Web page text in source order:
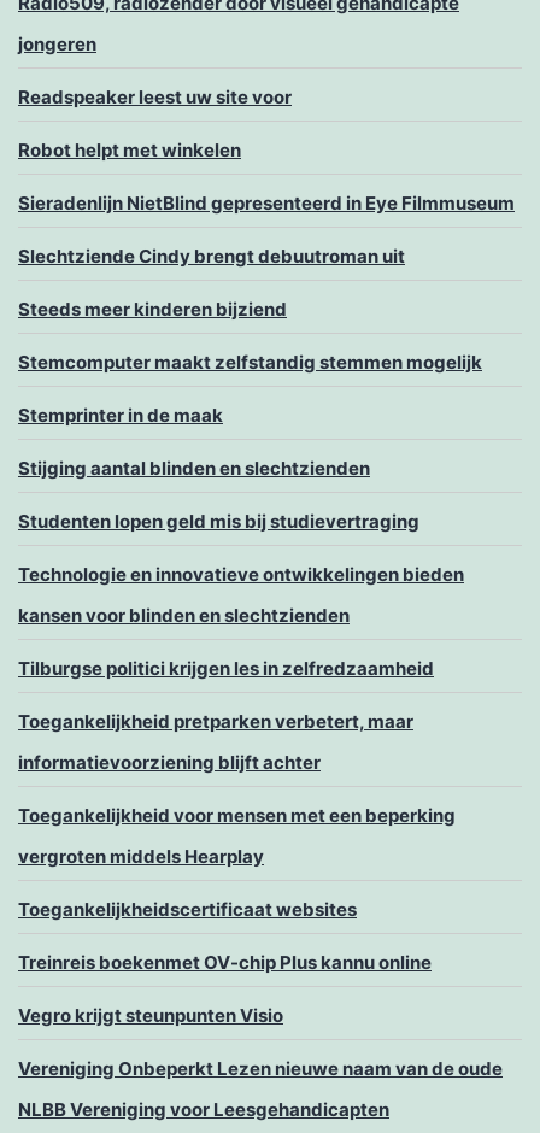
jongeren
Readspeaker leest uw site voor
Robot helpt met winkelen
Sieradenlijn NietBlind gepresenteerd in Eye Filmmuseum
Slechtziende Cindy brengt debuutroman uit
Steeds meer kinderen bijziend
Stemcomputer maakt zelfstandig stemmen mogelijk
Stemprinter in de maak
Stijging aantal blinden en slechtzienden
Studenten lopen geld mis bij studievertraging
Technologie en innovatieve ontwikkelingen bieden
kansen voor blinden en slechtzienden
Tilburgse politici krijgen les in zelfredzaamheid
Toegankelijkheid pretparken verbetert, maar
informatievoorziening blijft achter
Toegankelijkheid voor mensen met een beperking
vergroten middels Hearplay
Toegankelijkheidscertificaat websites
Treinreis boekenmet OV-chip Plus kannu online
Vegro krijgt steunpunten Visio
Vereniging Onbeperkt Lezen nieuwe naam van de oude
NLBB Vereniging voor Leesgehandicapten